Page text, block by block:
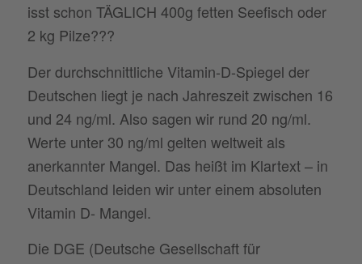
isst schon TÄGLICH 400g fetten Seefisch oder
2 kg Pilze???
Der durchschnittliche Vitamin-D-Spiegel der
Deutschen liegt je nach Jahreszeit zwischen 16
und 24 ng/ml. Also sagen wir rund 20 ng/ml.
Werte unter 30 ng/ml gelten weltweit als
anerkannter Mangel. Das heißt im Klartext – in
Deutschland leiden wir unter einem absoluten
Vitamin D- Mangel.
Die DGE (Deutsche Gesellschaft für